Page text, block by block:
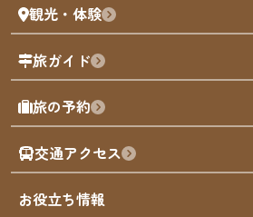
福岡グルメ
福岡を楽しむ
福岡のアート
福岡のナイトタイム
福岡の歴史・文化
サステナブルツーリズム
観光・体験
観る・遊ぶ
屋台
買う
体験
泊まる
旅ガイド
モデルコース
AIおまかせコース
オリジナルプラン
みんなの旅行記
旅の予約
交通アクセス
市内交通ガイド
お役立ち情報